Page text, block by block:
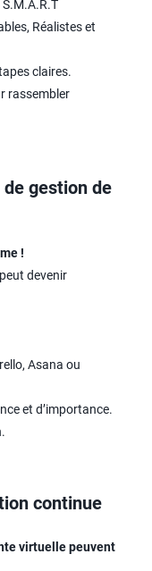
Réalistes et
claires.
rassembler
gestion de
!
devenir
Asana ou
et d’importance.
continue
virtuelle peuvent